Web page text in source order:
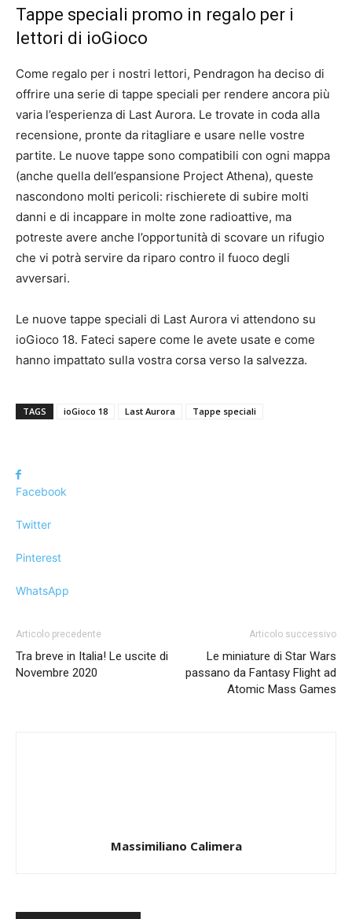
Tappe speciali promo in regalo per i
lettori di ioGioco
Come regalo per i nostri lettori, Pendragon ha deciso di
offrire una serie di tappe speciali per rendere ancora più
varia l’esperienza di Last Aurora. Le trovate in coda alla
recensione, pronte da ritagliare e usare nelle vostre
partite. Le nuove tappe sono compatibili con ogni mappa
(anche quella dell’espansione Project Athena), queste
nascondono molti pericoli: rischierete di subire molti
danni e di incappare in molte zone radioattive, ma
potreste avere anche l’opportunità di scovare un rifugio
che vi potrà servire da riparo contro il fuoco degli
avversari.
Le nuove tappe speciali di Last Aurora vi attendono su
ioGioco 18. Fateci sapere come le avete usate e come
hanno impattato sulla vostra corsa verso la salvezza.
TAGS ioGioco 18 Last Aurora Tappe speciali
Facebook
Twitter
Pinterest
WhatsApp
Articolo precedente
Tra breve in Italia! Le uscite di
Novembre 2020
Articolo successivo
Le miniature di Star Wars
passano da Fantasy Flight ad
Atomic Mass Games
Massimiliano Calimera